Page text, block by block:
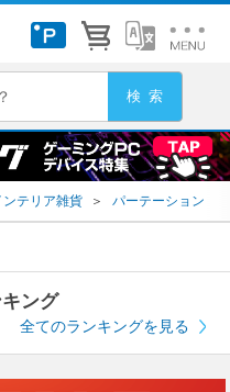
ンテリア雑貨 ＞ パーテーション
ング
全てのランキングを見る